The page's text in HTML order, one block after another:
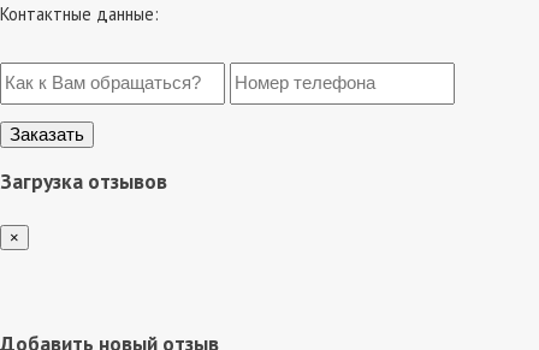
Контактные данные:
Загрузка отзывов
×
Добавить новый отзыв